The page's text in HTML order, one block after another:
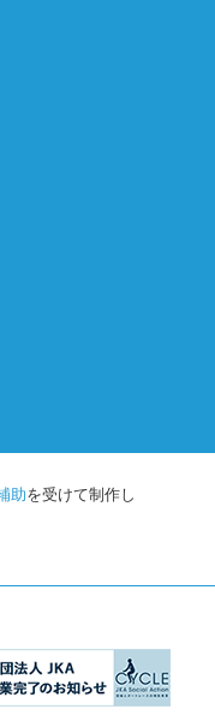
助を受けて制作し